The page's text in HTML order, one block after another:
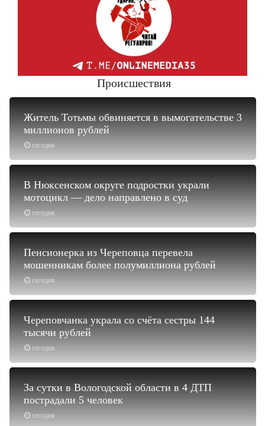
Происшествия
сегодня
Житель Тотьмы обвиняется в вымогательстве 3
миллионов рублей
сегодня
В Нюксенском округе подростки украли
мотоцикл — дело направлено в суд
сегодня
Пенсионерка из Череповца перевела
мошенникам более полумиллиона рублей
сегодня
Череповчанка украла со счёта сестры 144
тысячи рублей
сегодня
За сутки в Вологодской области в 4 ДТП
пострадали 5 человек